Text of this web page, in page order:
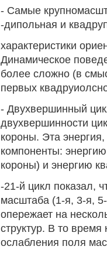
- Самые
-дипольная и
характеристики
Динамическое
более сложно (в
первых
- Двухвершинный
двухвершинности
короны. Эта
компоненты:
короны) и энергию
-21-й цикл показал,
масштаба (1-я, 3-я,
опережает на
структур. В то время
ослабления поля